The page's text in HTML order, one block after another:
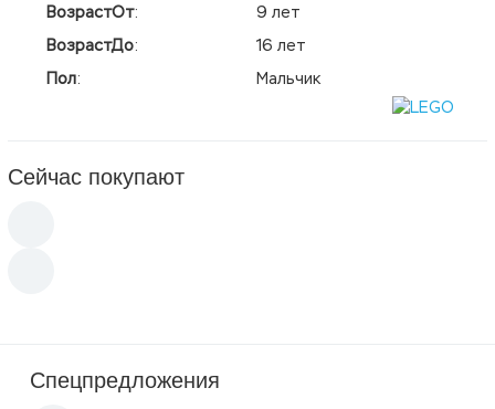
ВозрастОт:
9 лет
ВозрастДо:
16 лет
Пол: Мальчик
Сейчас покупают
Спецпредложения